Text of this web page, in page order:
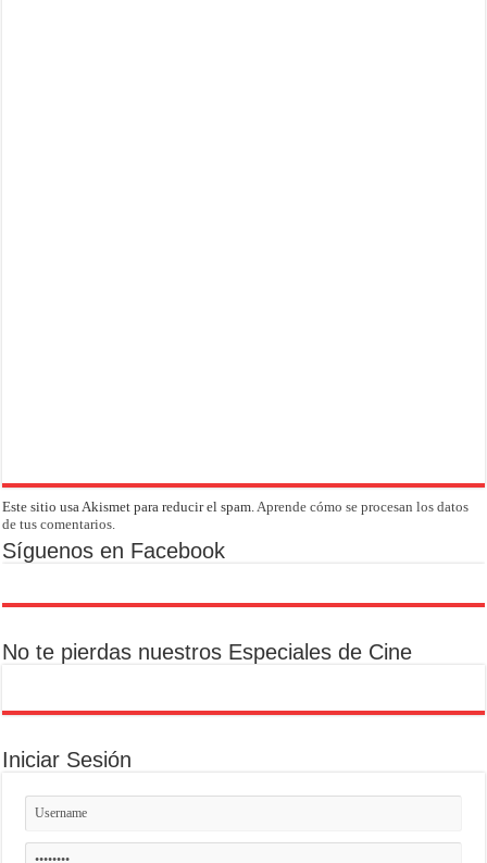
Este sitio usa Akismet para reducir el spam.Aprende cómo se procesan los datos
de tus comentarios.
Síguenos en Facebook
No te pierdas nuestros Especiales de Cine
Iniciar Sesión